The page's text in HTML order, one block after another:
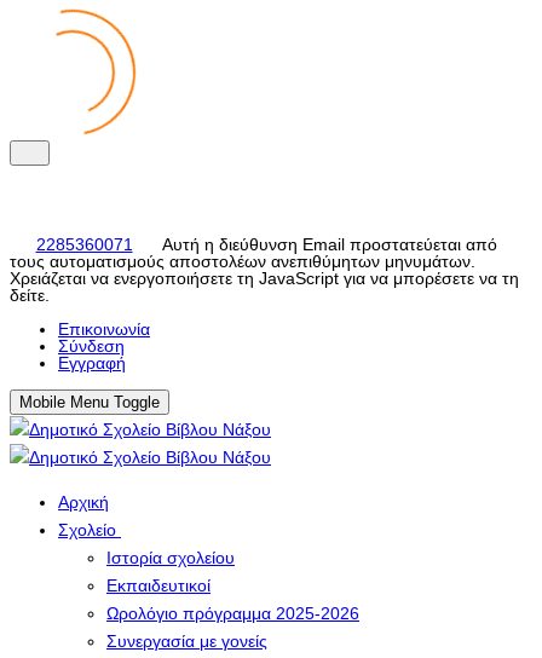
2285360071
Αυτή η διεύθυνση Email προστατεύεται από
τους αυτοματισμούς αποστολέων ανεπιθύμητων μηνυμάτων.
Χρειάζεται να ενεργοποιήσετε τη JavaScript για να μπορέσετε να τη
δείτε.
Eπικοινωνία
Σύνδεση
Εγγραφή
Mobile Menu Toggle
Αρχική
Σχολείο
Ιστορία σχολείου
Εκπαιδευτικοί
Ωρολόγιο πρόγραμμα 2025-2026
Συνεργασία με γονείς